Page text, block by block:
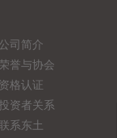
司简介
誉与协会
格认证
资者关系
系东土